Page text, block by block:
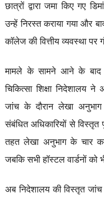
छात्रों द्वारा जमा किए गए
उन्हें निरस्त कराया गया और
कॉलेज की वित्तीय व्यवस्था
मामले के सामने आने के
चिकित्सा शिक्षा
जांच के दौरान लेखा अनुभाग
संबंधित अधिकारियों से विस्तृत
तहत लेखा अनुभाग के चार
जबकि सभी हॉस्टल वार्डनों को
अब निदेशालय की विस्तृत जांच